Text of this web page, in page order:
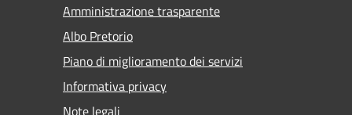
Amministrazione trasparente
Albo Pretorio
Piano di miglioramento dei servizi
Informativa privacy
Note legali